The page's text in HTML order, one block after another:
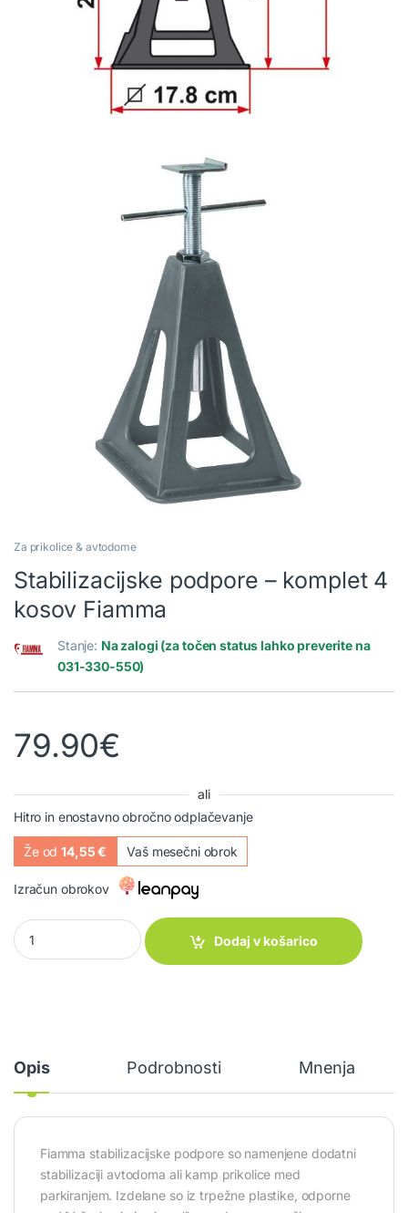
Za prikolice & avtodome
Stabilizacijske podpore – komplet 4
kosov Fiamma
Stanje: Na zalogi (za točen status lahko preverite na
031-330-550)
79.90€
ali
Hitro in enostavno obročno odplačevanje
Že od14,55 € Vaš mesečni obrok
Izračun obrokov
Stabilizacijske podpore – komplet 4 kosov Fiamma quantity
Dodaj v košarico
Opis Podrobnosti Mnenja
Fiamma stabilizacijske podpore so namenjene dodatni
stabilizaciji avtodoma ali kamp prikolice med
parkiranjem. Izdelane so iz trpežne plastike, odporne